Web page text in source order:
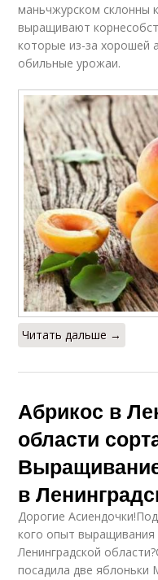
маньчжурском склонны
выращивают
которые из-за хорошей
обильные урожаи.
Читать дальше →
Абрикос в
области
в
Дорогие
кого опыт
Ленинградской
посадила две яблоньки